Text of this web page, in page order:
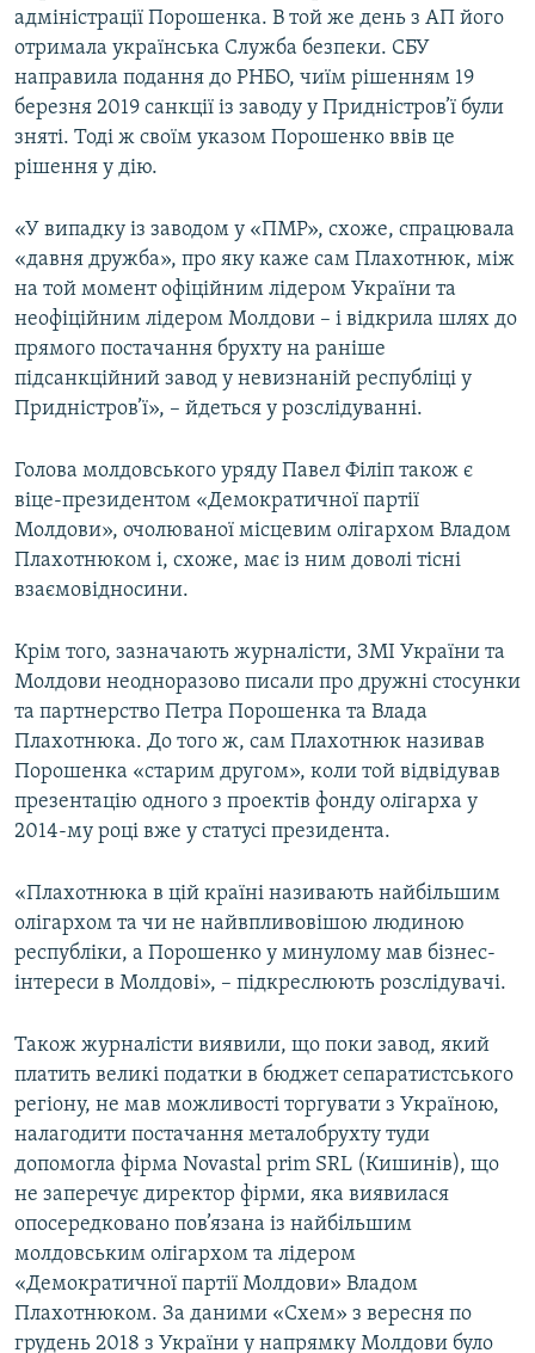
адміністрації Порошенка. В той же день з АП його
отримала українська Служба безпеки. СБУ
направила подання до РНБО, чиїм рішенням 19
березня 2019 санкції із заводу у Придністров’ї були
зняті. Тоді ж своїм указом Порошенко ввів це
рішення у дію.
«У випадку із заводом у «ПМР», схоже, спрацювала
«давня дружба», про яку каже сам Плахотнюк, між
на той момент офіційним лідером України та
неофіційним лідером Молдови – і відкрила шлях до
прямого постачання брухту на раніше
підсанкційний завод у невизнаній республіці у
Придністров’ї», – йдеться у розслідуванні.
Голова молдовського уряду Павел Філіп також є
віце-президентом «Демократичної партії
Молдови», очолюваної місцевим олігархом Владом
Плахотнюком і, схоже, має із ним доволі тісні
взаємовідносини.
Крім того, зазначають журналісти, ЗМІ України та
Молдови неодноразово писали про дружні стосунки
та партнерство Петра Порошенка та Влада
Плахотнюка. До того ж, сам Плахотнюк називав
Порошенка «старим другом», коли той відвідував
презентацію одного з проектів фонду олігарха у
2014-му році вже у статусі президента.
«Плахотнюка в цій країні називають найбільшим
олігархом та чи не найвпливовішою людиною
республіки, а Порошенко у минулому мав бізнес-
інтереси в Молдові», – підкреслюють розслідувачі.
Також журналісти виявили, що поки завод, який
платить великі податки в бюджет сепаратистського
регіону, не мав можливості торгувати з Україною,
налагодити постачання металобрухту туди
допомогла фірма Novastal prim SRL (Кишинів), що
не заперечує директор фірми, яка виявилася
опосередковано пов’язана із найбільшим
молдовським олігархом та лідером
«Демократичної партії Молдови» Владом
Плахотнюком. За даними «Схем» з вересня по
грудень 2018 з України у напрямку Молдови було